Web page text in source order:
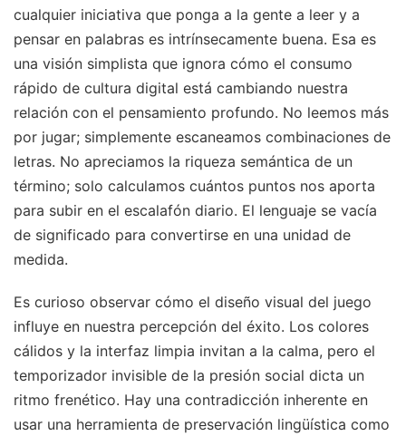
cualquier iniciativa que ponga a la gente a leer y a
pensar en palabras es intrínsecamente buena. Esa es
una visión simplista que ignora cómo el consumo
rápido de cultura digital está cambiando nuestra
relación con el pensamiento profundo. No leemos más
por jugar; simplemente escaneamos combinaciones de
letras. No apreciamos la riqueza semántica de un
término; solo calculamos cuántos puntos nos aporta
para subir en el escalafón diario. El lenguaje se vacía
de significado para convertirse en una unidad de
medida.
Es curioso observar cómo el diseño visual del juego
influye en nuestra percepción del éxito. Los colores
cálidos y la interfaz limpia invitan a la calma, pero el
temporizador invisible de la presión social dicta un
ritmo frenético. Hay una contradicción inherente en
usar una herramienta de preservación lingüística como